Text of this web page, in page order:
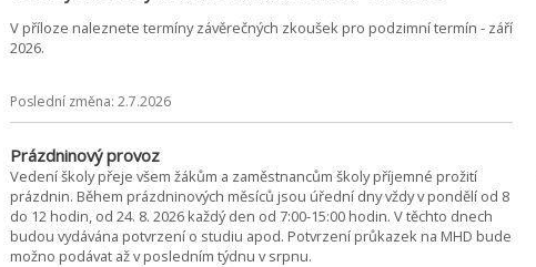
V příloze naleznete termíny závěrečných zkoušek pro podzimní termín - září
2026.
Poslední změna: 2.7.2026
Prázdninový provoz
Vedení školy přeje všem žákům a zaměstnancům školy příjemné prožití
prázdnin. Během prázdninových měsíců jsou úřední dny vždy v pondělí od 8
do 12 hodin, od 24. 8. 2026 každý den od 7:00-15:00 hodin. V těchto dnech
budou vydávána potvrzení o studiu apod. Potvrzení průkazek na MHD bude
možno podávat až v posledním týdnu v srpnu.